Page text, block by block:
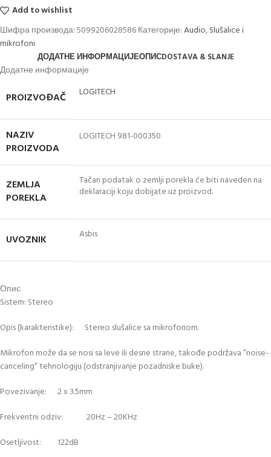
Add to wishlist
Шифра производа:5099206028586Категорије:Audio,Slušalice i
mikrofoni
ДОДАТНЕ ИНФОРМАЦИЈЕОПИСDOSTAVA & SLANJE
Додатне информације
PROIZVOĐAČ LOGITECH
NAZIV
PROIZVODA
LOGITECH 981-000350
ZEMLJA
POREKLA
Tačan podatak o zemlji porekla će biti naveden na
deklaraciji koju dobijate uz proizvod.
UVOZNIK Asbis
Опис
Sistem: Stereo
Opis (karakteristike): Stereo slušalice sa mikrofonom.
Mikrofon može da se nosi sa leve ili desne strane, takođe podržava “noise-
canceling“ tehnologiju (odstranjivanje pozadniske buke).
Povezivanje: 2 x 3.5mm
Frekventni odziv: 20Hz – 20KHz
Osetljivost: 122dB